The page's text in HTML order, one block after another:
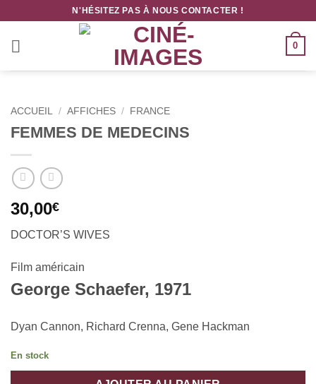
contenu
N'HÉSITEZ PAS À NOUS CONTACTER !
0
ACCUEIL / AFFICHES / FRANCE
FEMMES DE MEDECINS
30,00€
DOCTOR’S WIVES
Film américain
George Schaefer, 1971
Dyan Cannon, Richard Crenna, Gene Hackman
En stock